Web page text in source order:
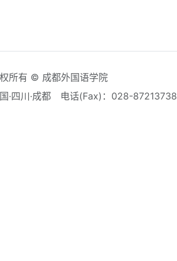
所有 © 成都外国语学院
·四川·成都
电话(Fax)：028-87213738